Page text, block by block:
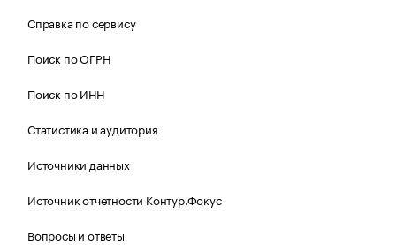
Справка по сервису
Поиск по ОГРН
Поиск по ИНН
Статистика и аудитория
Источники данных
Источник отчетности Контур.Фокус
Вопросы и ответы